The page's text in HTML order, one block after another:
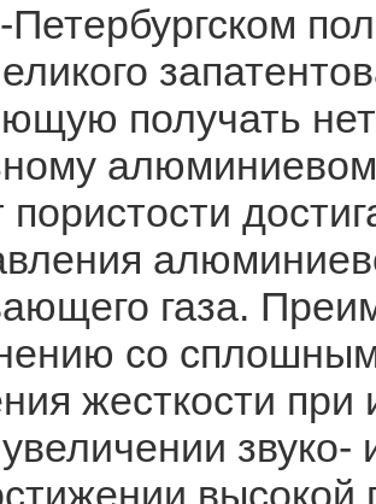
получать
газа.
со
жесткости при
высокой